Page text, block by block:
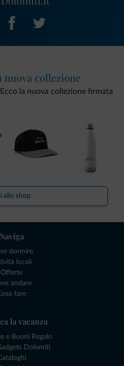
nuova collezione
la nuova collezione firmata
allo shop
Naviga
dormire
locali
Offerte
andare
fare
la vacanza
e Buoni Regalo
Dolomiti